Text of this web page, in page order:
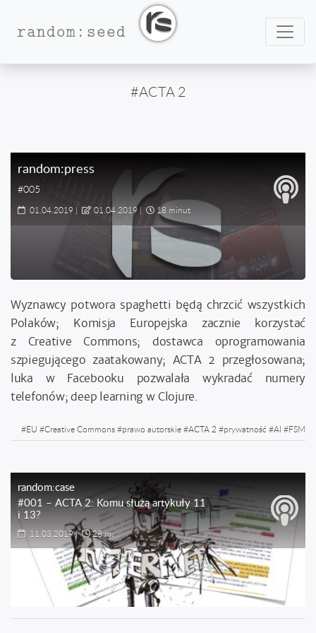
random:seed
#ACTA 2
random:press
#005
01.04.2019 | 01.04.2019 | 18 minut
Wyznawcy potwora spaghetti będą chrzcić wszystkich
Polaków; Komisja Europejska zacznie korzystać
z Creative Commons; dostawca oprogramowania
szpiegującego zaatakowany; ACTA 2 przegłosowana;
luka w Facebooku pozwalała wykradać numery
telefonów; deep learning w Clojure.
#EU #Creative Commons#prawo autorskie#ACTA 2 #prywatność #AI #FSM
random:case
#001 – ACTA 2: Komu służą artykuły 11
i 13?
11.03.2019| 28 m.